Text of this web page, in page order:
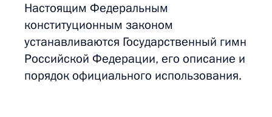
Настоящим Федеральным
конституционным законом
устанавливаются Государственный гимн
Российской Федерации, его описание и
порядок официального использования.